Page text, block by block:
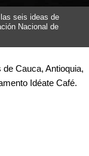
seis ideas de
Nacional de
Cauca, Antioquia,
Idéate Café.